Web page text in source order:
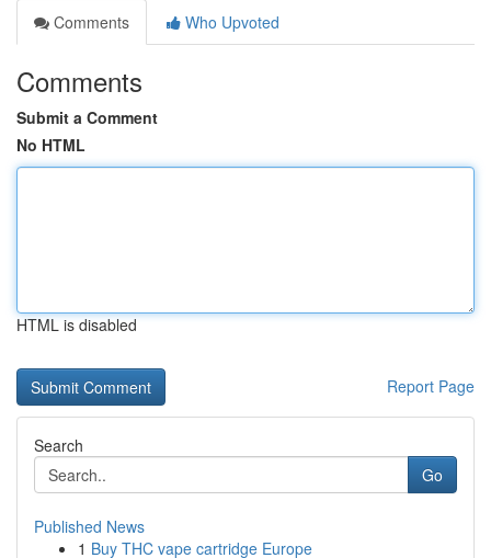
Comments
Who Upvoted
Comments
Submit a Comment
No HTML
HTML is disabled
Report Page
Search
Go
Published News
1 Buy THC vape cartridge Europe